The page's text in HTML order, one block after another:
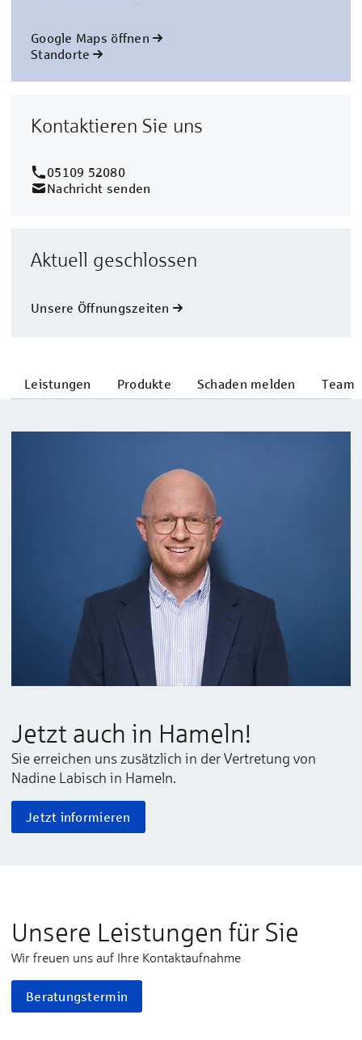
Google Maps öffnen
Standorte
Kontaktieren Sie uns
05109 52080
Nachricht senden
Aktuell geschlossen
Unsere Öffnungszeiten
Leistungen Produkte Schaden melden Team
Jetzt auch in Hameln!
Sie erreichen uns zusätzlich in der Vertretung von
Nadine Labisch in Hameln.
Jetzt informieren
Unsere Leistungen für Sie
Wir freuen uns auf Ihre Kontaktaufnahme
Beratungstermin